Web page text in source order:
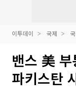
이투데이 국제
밴스 美
파키스탄